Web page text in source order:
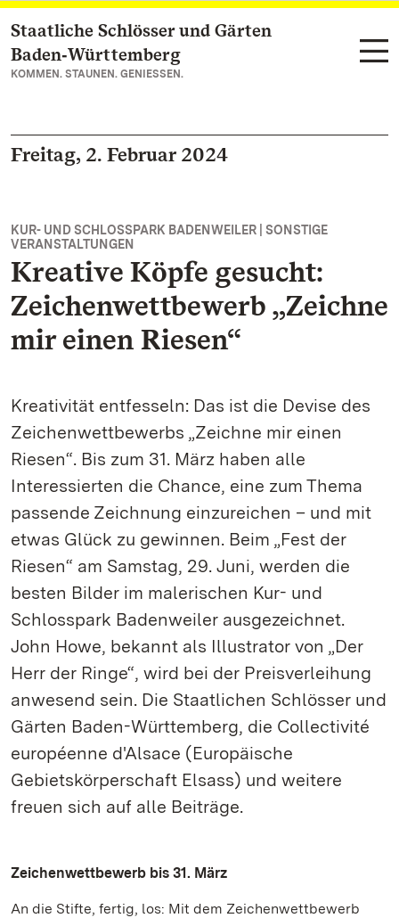
Zum Hauptinhalt springen
Staatliche Schlösser und Gärten
Baden‑Württemberg
KOMMEN. STAUNEN. GENIESSEN.
Freitag, 2. Februar 2024
KUR- UND SCHLOSSPARK BADENWEILER | SONSTIGE
VERANSTALTUNGEN
Kreative Köpfe gesucht:
Zeichenwettbewerb „Zeichne
mir einen Riesen“
Kreativität entfesseln: Das ist die Devise des
Zeichenwettbewerbs „Zeichne mir einen
Riesen“. Bis zum 31. März haben alle
Interessierten die Chance, eine zum Thema
passende Zeichnung einzureichen – und mit
etwas Glück zu gewinnen. Beim „Fest der
Riesen“ am Samstag, 29. Juni, werden die
besten Bilder im malerischen Kur- und
Schlosspark Badenweiler ausgezeichnet.
John Howe, bekannt als Illustrator von „Der
Herr der Ringe“, wird bei der Preisverleihung
anwesend sein. Die Staatlichen Schlösser und
Gärten Baden-Württemberg, die Collectivité
européenne d'Alsace (Europäische
Gebietskörperschaft Elsass) und weitere
freuen sich auf alle Beiträge.
Zeichenwettbewerb bis 31. März
An die Stifte, fertig, los: Mit dem Zeichenwettbewerb